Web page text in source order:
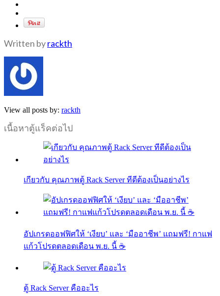
Written byrackth
View all posts by: rackth
เนื้อหาตู้แร็คต่อไป
เกียวกับ คุณภาพตู้ Rack Server ทีดีต้องเป็นอย่างไร
อัปเกรดออฟฟิศให้ ‘เงียบ’ และ ‘มืออาชีพ’ แถมฟรี! กาแฟ
แก้วโปรดตลอดเดือน พ.ย. นี้ ☕
ตู้ Rack Server คืออะไร